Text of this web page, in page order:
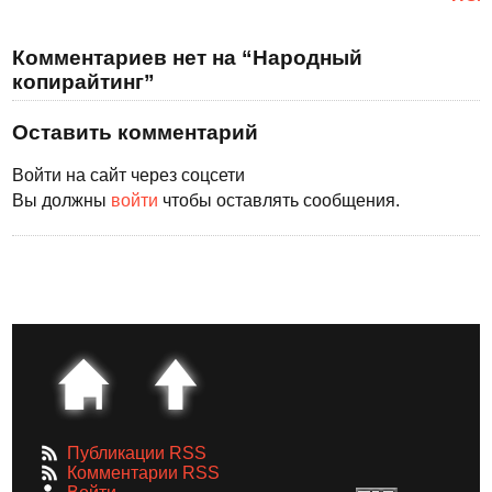
Комментариев нет на “Народный
копирайтинг”
Оставить комментарий
Войти на сайт через соцсети
Вы должны войти чтобы оставлять сообщения.
Публикации RSS
Комментарии RSS